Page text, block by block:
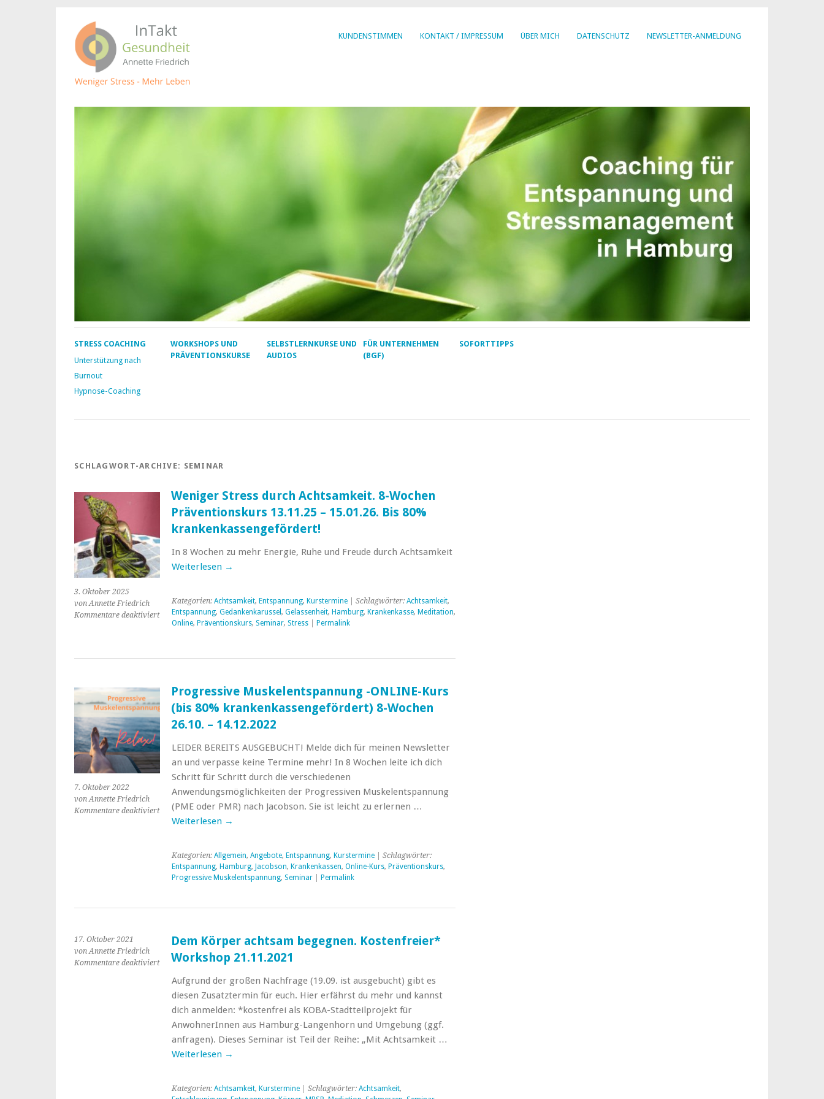
KUNDENSTIMMEN KONTAKT / IMPRESSUM ÜBER MICH DATENSCHUTZ NEWSLETTER-ANMELDUNG
STRESS COACHING
Unterstützung nach
Burnout
Hypnose-Coaching
WORKSHOPS UND
PRÄVENTIONSKURSE
SELBSTLERNKURSE UND
AUDIOS
FÜR UNTERNEHMEN
(BGF)
SOFORTTIPPS
SCHLAGWORT-ARCHIVE: SEMINAR
3. Oktober 2025
von Annette Friedrich
Kommentare deaktiviertfür
Weniger
Achtsamkeit.
Präventionskurs
13.11.25
–
15.01.26.
Bis
80%
krankenkassengefördert!
Weniger Stress durch Achtsamkeit. 8-Wochen
Präventionskurs 13.11.25 – 15.01.26. Bis 80%
krankenkassengefördert!
In 8 Wochen zu mehr Energie, Ruhe und Freude durch Achtsamkeit
Weiterlesen →
Kategorien: Achtsamkeit, Entspannung, Kurstermine| Schlagwörter: Achtsamkeit,
Entspannung, Gedankenkarussel , Gelassenheit, Hamburg, Krankenkasse, Meditation,
Online, Präventionskurs, Seminar, Stress| Permalink
7. Oktober 2022
von Annette Friedrich
Kommentare deaktiviertfür
Progressive
ONLINE-
Kurs
26.10.
14.12.2022
Progressive Muskelentspannung -ONLINE-Kurs
(bis 80% krankenkassengefördert) 8-Wochen
26.10. – 14.12.2022
LEIDER BEREITS AUSGEBUCHT! Melde dich für meinen Newsletter
an und verpasse keine Termine mehr! In 8 Wochen leite ich dich
Schritt für Schritt durch die verschiedenen
Anwendungsmöglichkeiten der Progressiven Muskelentspannung
(PME oder PMR) nach Jacobson. Sie ist leicht zu erlernen …
Weiterlesen →
Kategorien: Allgemein, Angebote, Entspannung, Kurstermine| Schlagwörter:
Entspannung, Hamburg, Jacobson, Krankenkassen, Online-Kurs, Präventionskurs,
Progressive Muskelentspannung, Seminar| Permalink
17. Oktober 2021
von Annette Friedrich
Kommentare deaktiviertfür
Körper
achtsam
begegnen.
Kostenfreier*
21.11.2021
Dem Körper achtsam begegnen. Kostenfreier*
Workshop 21.11.2021
Aufgrund der großen Nachfrage (19.09. ist ausgebucht) gibt es
diesen Zusatztermin für euch. Hier erfährst du mehr und kannst
dich anmelden: *kostenfrei als KOBA-Stadtteilprojekt für
AnwohnerInnen aus Hamburg-Langenhorn und Umgebung (ggf.
anfragen). Dieses Seminar ist Teil der Reihe: „Mit Achtsamkeit …
Weiterlesen →
Kategorien: Achtsamkeit, Kurstermine| Schlagwörter: Achtsamkeit,